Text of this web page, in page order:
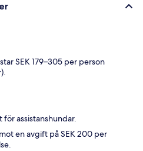
SEK 179–305 per person
assistanshundar.
en avgift på SEK 200 per